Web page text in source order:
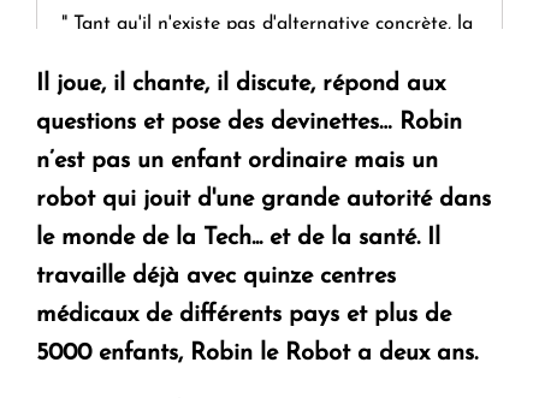
" Tant qu'il n'existe pas d'alternative concrète, la
KASA : 30 ans d'audace, de résilience et d'avenir
en Arménie
Le premier hôtel Hyatt Regency d'Arménie
ouvrira ses portes à Dilijan
Il joue, il chante, il discute, répond aux
questions et pose des devinettes… Robin
n’est pas un enfant ordinaire mais un
robot qui jouit d'une grande autorité dans
le monde de la Tech... et de la santé. Il
travaille déjà avec quinze centres
médicaux de différents pays et plus de
5000 enfants, Robin le Robot a deux ans.